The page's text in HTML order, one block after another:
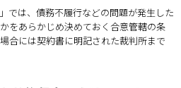
では、債務不履行などの問題が発生した
をあらかじめ決めておく合意管轄の条
合には契約書に明記された裁判所まで